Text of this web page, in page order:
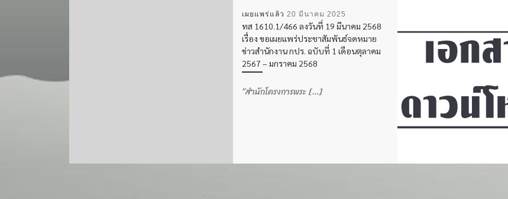
เผยแพร่แล้ว 20 มีนาคม 2025
ทส 1610.1/466 ลงวันที่ 19 มีนาคม 2568
เรื่อง ขอเผยแพร่ประชาสัมพันธ์จดหมาย
ข่าวสำนักงาน กปร. ฉบับที่ 1 เดือนตุลาคม
2567 – มกราคม 2568
“สำนักโครงการพระ […]